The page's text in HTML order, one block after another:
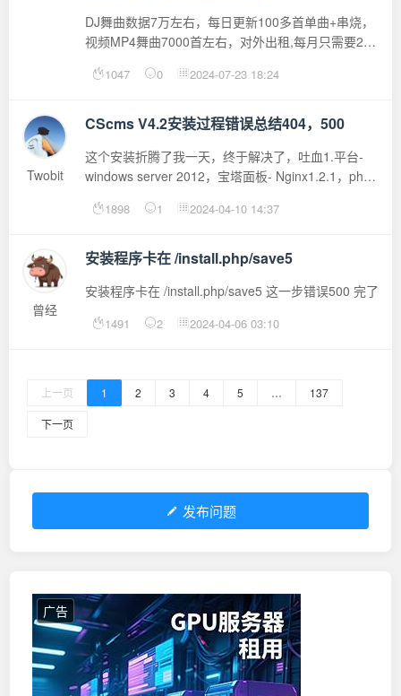
DJ舞曲数据7万左右，每日更新100多首单曲+串烧，
视频MP4舞曲7000首左右，对外出租,每月只需要200
以，每年只需要500-1000不等，省去服务器费用，
1047 0 2024-07-23 18:24
Twobit
CScms V4.2安装过程错误总结404，500
这个安装折腾了我一天，终于解决了，吐血1.平台-
windows server 2012，宝塔面板- Nginx1.2.1，php
在：/install.php/save1，页面出现404 Found需要设
1898 1 2024-04-10 14:37
曾经
安装程序卡在 /install.php/save5
安装程序卡在 /install.php/save5 这一步错误500 完了
1491 2 2024-04-06 03:10
上一页 1 2 3 4 5 … 137
下一页
发布问题
广告